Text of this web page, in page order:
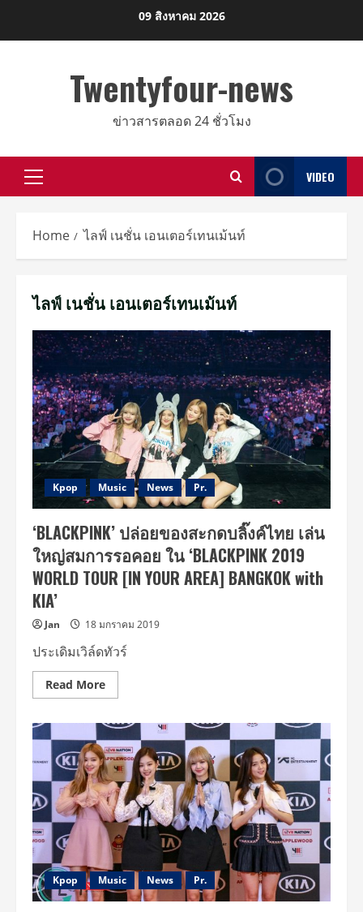
09 สิงหาคม 2026
Twentyfour-news
ข่าวสารตลอด 24 ชั่วโมง
Primary
VIDEO
Home ไลฟ์ เนชั่น เอนเตอร์เทนเม้นท์
ไลฟ์ เนชั่น เอนเตอร์เทนเม้นท์
Kpop Music News Pr.
‘BLACKPINK’ ปล่อยของสะกดบลิ๊งค์ไทย เล่น
ใหญ่สมการรอคอย ใน ‘BLACKPINK 2019
WORLD TOUR [IN YOUR AREA] BANGKOK with
KIA’
Jan 18 มกราคม 2019
ประเดิมเวิล์ดทัวร์
Read MoreRead
more
ปล่อย
ของ
สะ
กด
บ
ลิ๊งค์
ไทย
เล่น
ใหญ่
สมการ
รอ
คอย
ใน
‘BLACKPINK
2019
WORLD
Kpop Music News Pr.